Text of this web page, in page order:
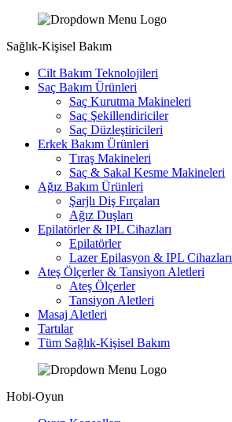
Sağlık-Kişisel Bakım
Cilt Bakım Teknolojileri
Saç Bakım Ürünleri
Saç Kurutma Makineleri
Saç Şekillendiriciler
Saç Düzleştiricileri
Erkek Bakım Ürünleri
Tıraş Makineleri
Saç & Sakal Kesme Makineleri
Ağız Bakım Ürünleri
Şarjlı Diş Fırçaları
Ağız Duşları
Epilatörler & IPL Cihazları
Epilatörler
Lazer Epilasyon & IPL Cihazları
Ateş Ölçerler & Tansiyon Aletleri
Ateş Ölçerler
Tansiyon Aletleri
Masaj Aletleri
Tartılar
Tüm Sağlık-Kişisel Bakım
Hobi-Oyun